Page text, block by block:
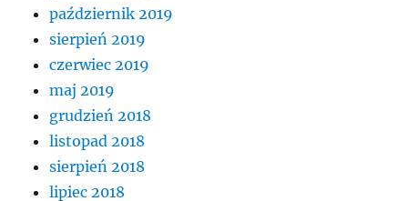
październik 2019
sierpień 2019
czerwiec 2019
maj 2019
grudzień 2018
listopad 2018
sierpień 2018
lipiec 2018